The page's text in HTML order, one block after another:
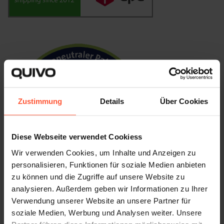
Zustimmung Details Über Cookies
Diese Webseite verwendet Cookiess
Wir verwenden Cookies, um Inhalte und Anzeigen zu
personalisieren, Funktionen für soziale Medien anbieten
zu können und die Zugriffe auf unsere Website zu
analysieren. Außerdem geben wir Informationen zu Ihrer
Verwendung unserer Website an unsere Partner für
soziale Medien, Werbung und Analysen weiter. Unsere
Das große Ziel jedes Versanddienstleisters, mit dem wir
arbeiten, ist es,eines Tages völlig klimaneutral zu liefern.